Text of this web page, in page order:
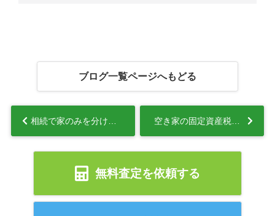
ブログ一覧ページへもどる
無料査定を依頼する